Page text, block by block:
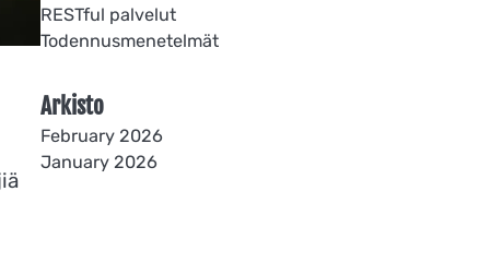
RESTful palvelut
Todennusmenetelmät
Arkisto
February 2026
January 2026